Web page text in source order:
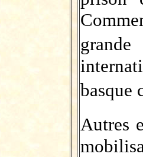
basque
Autres